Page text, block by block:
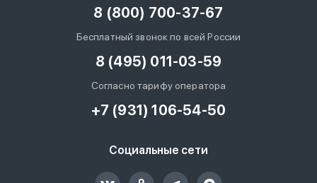
8 (800) 700-37-67
Бесплатный звонок по всей России
8 (495) 011-03-59
Согласно тарифу оператора
+7 (931) 106-54-50
Социальные сети